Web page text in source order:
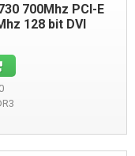
700Mhz PCI-E
128 bit DVI